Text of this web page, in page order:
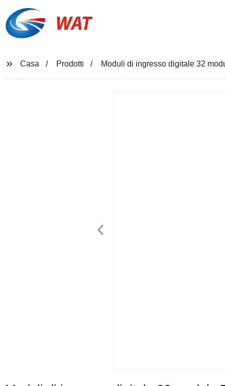
WAT
Casa Prodotti Moduli di ingresso digitale 32